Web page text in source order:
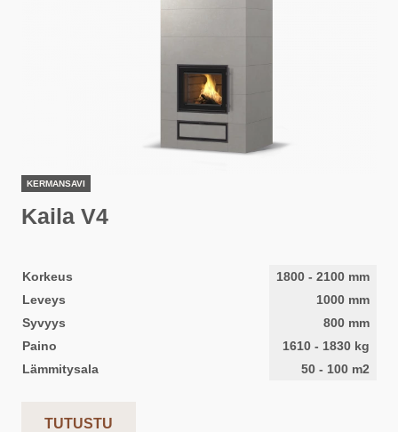
KERMANSAVI
Kaila V4
Korkeus 1800 - 2100 mm
Leveys
1000 mm
Syvyys
800 mm
Paino
1610 - 1830 kg
Lämmitysala
50 - 100 m2
TUTUSTU